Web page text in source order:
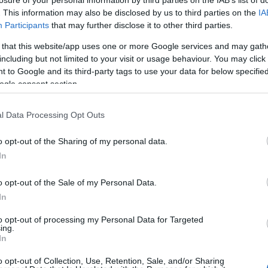
This information may also be disclosed by us to third parties on the
Participants that may further disclose it to other third parties.
that this website/app uses one or more Google services and may
but not limited to your visit or usage behaviour. You may
to Google and its third-party tags to use your data for below
consent section.
Data Processing Opt Outs
opt-out of the Sharing of my personal data.
opt-out of the Sale of my Personal Data.
opt-out of processing my Personal Data for Targeted
opt-out of Collection, Use, Retention, Sale, and/or Sharing
teremben voltak, vizsgálják az orvosok.
hőkamerával átvizsgálták az iskola épületét, de
több embernél állapítottak meg könnyű
vitték.
iskola vezetője azt mondta, hogy a mentők
Közölte, a villám lényegében a villámhárítót
érezték a hatását. Komolyabban senki nem
gyerekek fájlalják a fülüket, a fejüket és